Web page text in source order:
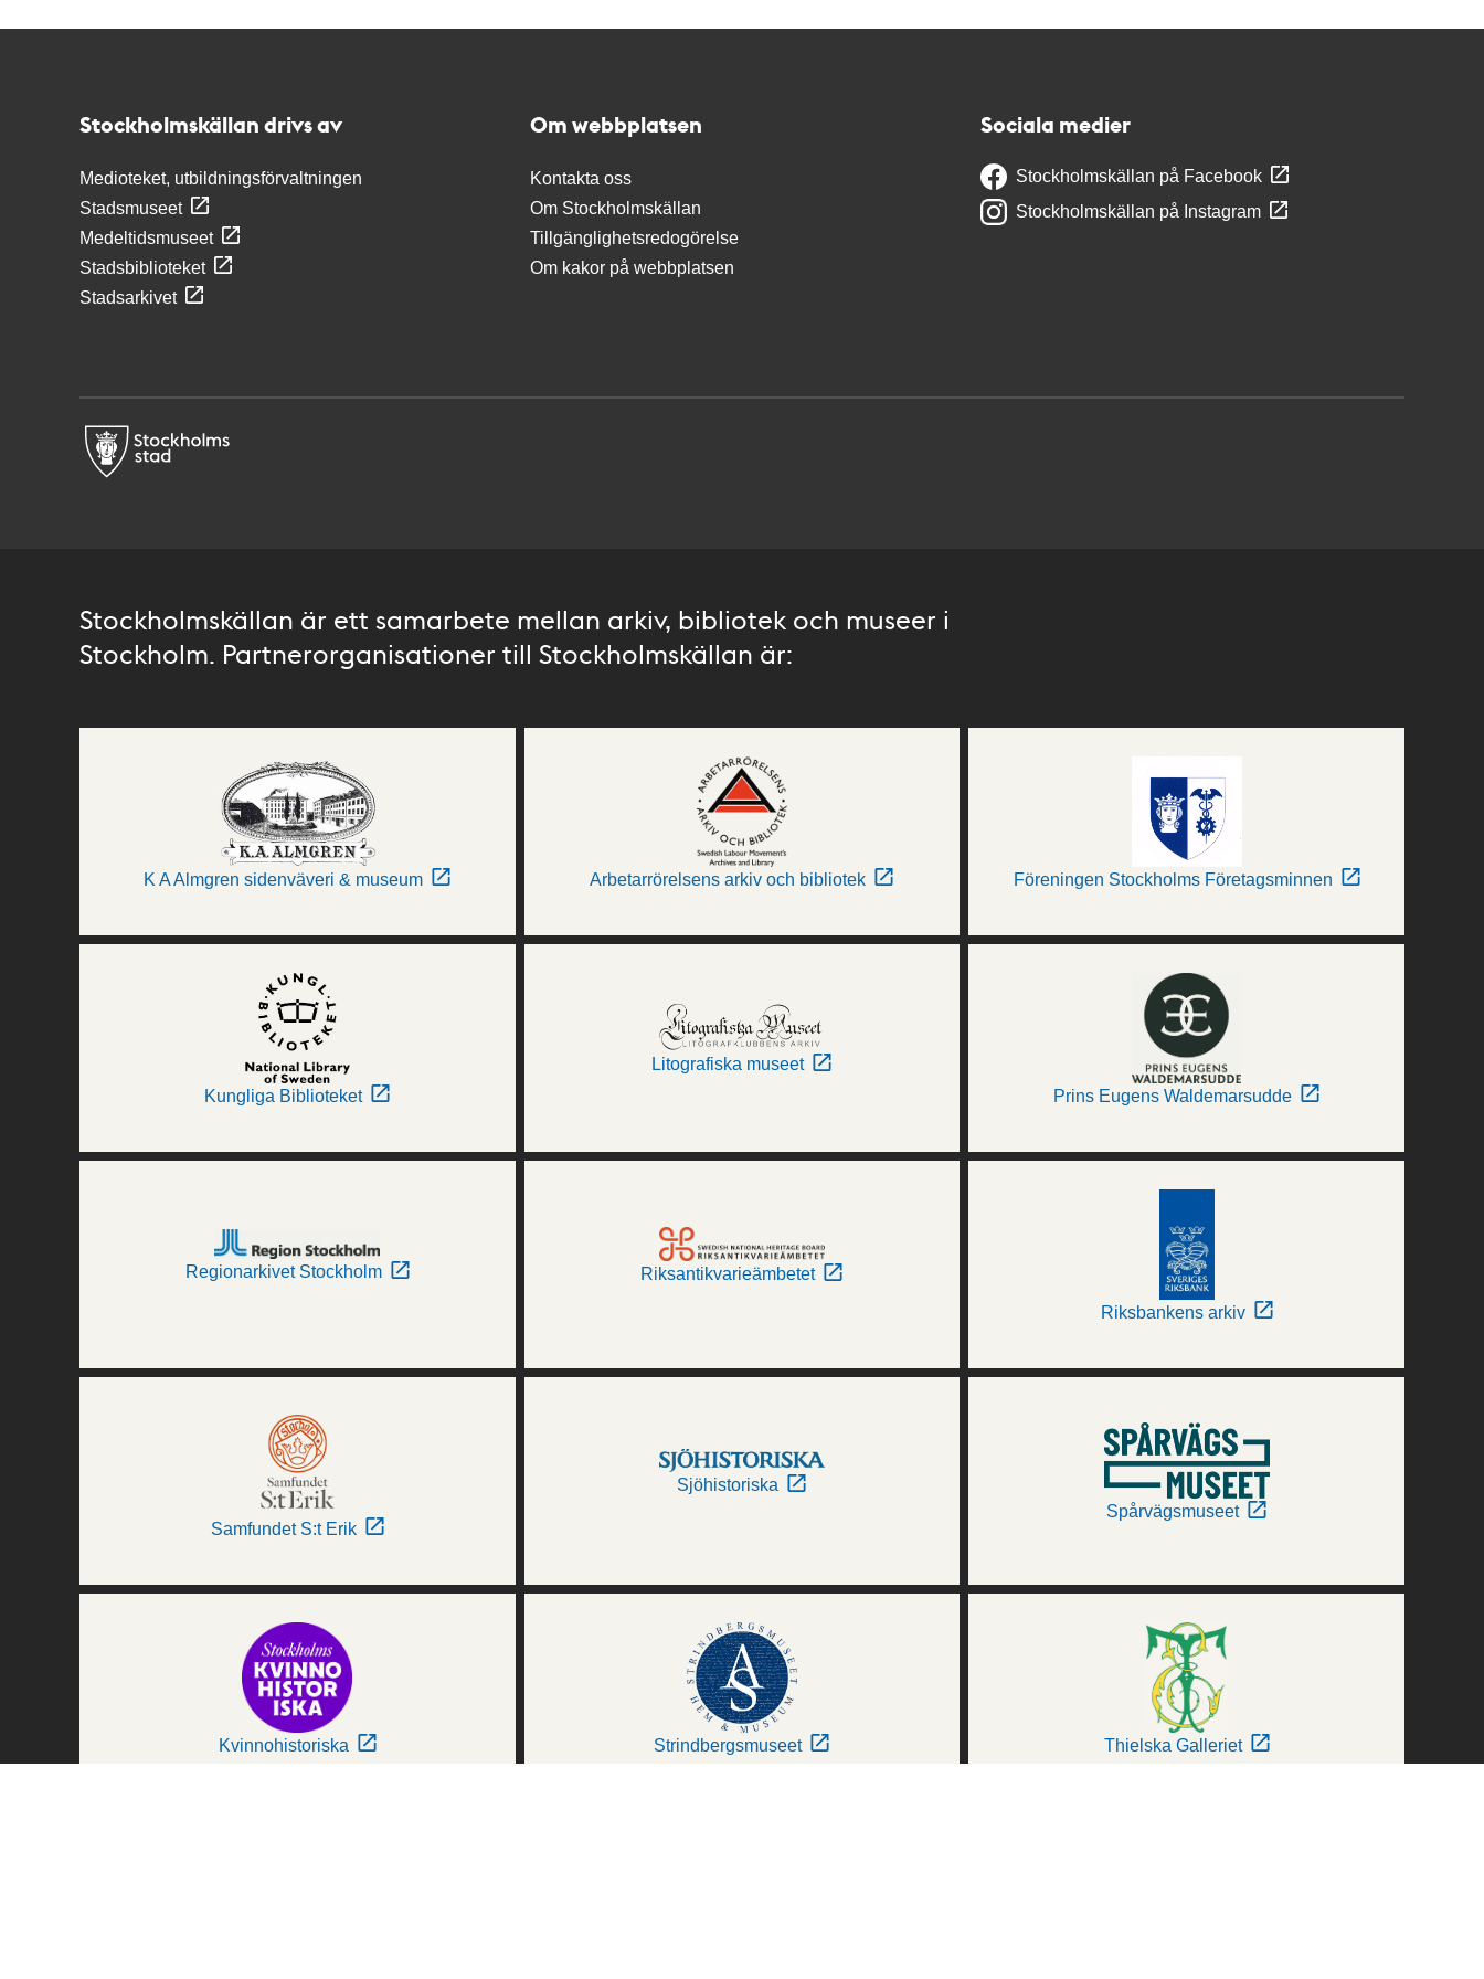
Stockholmskällan drivs av
Medioteket, utbildningsförvaltningen
Stadsmuseet
Medeltidsmuseet
Stadsbiblioteket
Stadsarkivet
Om webbplatsen
Kontakta oss
Om Stockholmskällan
Tillgänglighetsredogörelse
Om kakor på webbplatsen
Sociala medier
Stockholmskällan på Facebook
Stockholmskällan på Instagram
Stockholmskällan är ett samarbete mellan arkiv, bibliotek och museer i
Stockholm. Partnerorganisationer till Stockholmskällan är:
K A Almgren sidenväveri & museum Arbetarrörelsens arkiv och bibliotek Föreningen Stockholms Företagsminnen
Kungliga Biblioteket
Litografiska museet
Prins Eugens Waldemarsudde
Regionarkivet Stockholm Riksantikvarieämbetet
Riksbankens arkiv
Samfundet S:t Erik
Sjöhistoriska
Spårvägsmuseet
Kvinnohistoriska Strindbergsmuseet Thielska Galleriet